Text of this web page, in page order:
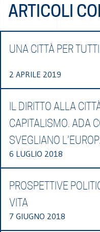
ARTICOLI
UNA CITTÀ PER TUTTI
2 APRILE 2019
IL DIRITTO ALLA
CAPITALISMO. ADA
SVEGLIANO
6 LUGLIO 2018
PROSPETTIVE
VITA
7 GIUGNO 2018